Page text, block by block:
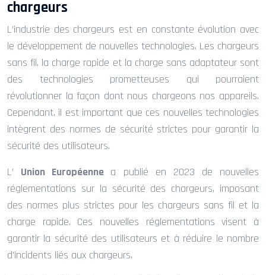
chargeurs
L’industrie des chargeurs est en constante évolution avec
le développement de nouvelles technologies. Les chargeurs
sans fil, la charge rapide et la charge sans adaptateur sont
des technologies prometteuses qui pourraient
révolutionner la façon dont nous chargeons nos appareils.
Cependant, il est important que ces nouvelles technologies
intègrent des normes de sécurité strictes pour garantir la
sécurité des utilisateurs.
L’ Union Européenne a publié en 2023 de nouvelles
réglementations sur la sécurité des chargeurs, imposant
des normes plus strictes pour les chargeurs sans fil et la
charge rapide. Ces nouvelles réglementations visent à
garantir la sécurité des utilisateurs et à réduire le nombre
d’incidents liés aux chargeurs.